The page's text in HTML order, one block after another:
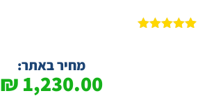
מחיר באתר:
1,230.00
₪